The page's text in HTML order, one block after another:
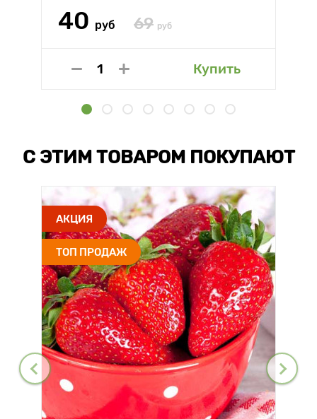
40 руб 69 руб
Купить
С ЭТИМ ТОВАРОМ ПОКУПАЮТ
АКЦИЯ
ТОП ПРОДАЖ